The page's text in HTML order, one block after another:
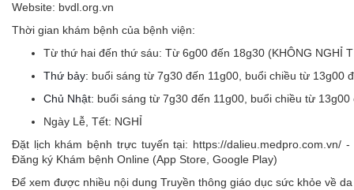
Website: bvdl.org.vn
Thời gian khám bệnh của bệnh viện:
Từ thứ hai đến thứ sáu: Từ 6g00 đến 18g30 (KHÔNG NGHỈ
Thứ bảy: buổi sáng từ 7g30 đến 11g00, buổi chiều từ 13g00
Chủ Nhật: buổi sáng từ 7g30 đến 11g00, buổi chiều từ 13g00
Ngày Lễ, Tết: NGHỈ
Đặt lịch khám bệnh trực tuyến tại: https://dalieu.medpro.com.vn/
Đăng ký Khám bệnh Online (App Store, Google Play)
Để xem được nhiều nội dung Truyền thông giáo dục sức khỏe về